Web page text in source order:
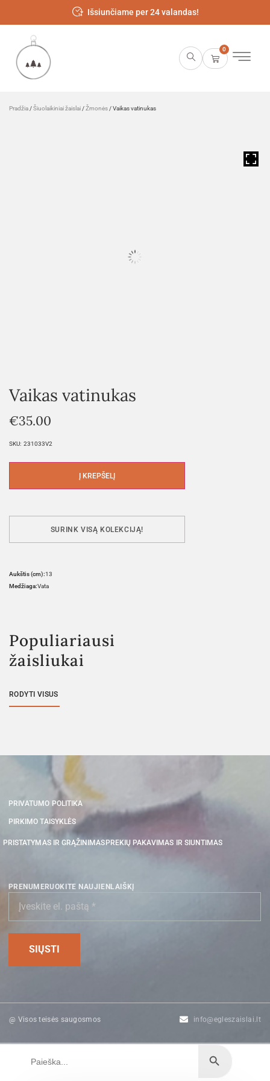
Išsiunčiame per 24 valandas!
0
Pradžia /Šiuolaikiniai žaislai /Žmonės / Vaikas vatinukas
Vaikas vatinukas
€35.00
SKU: 231033V2
Į KREPŠELĮ
SURINK VISĄ KOLEKCIJĄ!
Aukštis (cm):13
Medžiaga:Vata
Populiariausi
žaisliukai
RODYTI VISUS
PRIVATUMO POLITIKA
PIRKIMO TAISYKLĖS
PRISTATYMAS IR GRĄŽINIMAS PREKIŲ PAKAVIMAS IR SIUNTIMAS
PRENUMERUOKITE NAUJIENLAIŠKĮ
@ Visos teisės saugosmos info@egleszaislai.lt